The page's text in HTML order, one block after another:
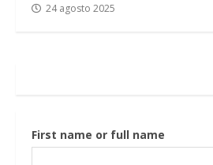
24 agosto 2025
First name or full name